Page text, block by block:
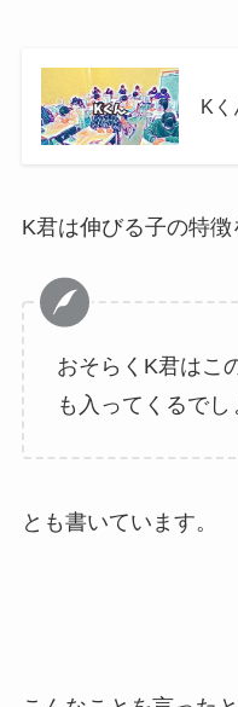
K
K君は伸びる子の特
おそらくK君はこ
も入ってくるでし
とも書いています。